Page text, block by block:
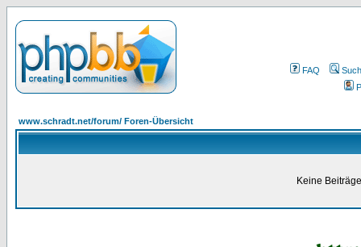
FAQ
www.schradt.net/forum/ Foren-Übersicht
Keine